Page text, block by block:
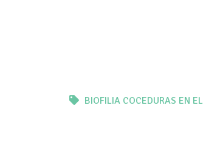
BIOFILIA COCEDURAS EN EL